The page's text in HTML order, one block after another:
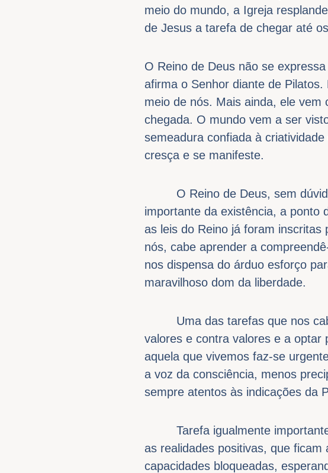
meio do mundo, a Igreja
de Jesus a tarefa de chegar até
O Reino de Deus não se
afirma o Senhor diante de
meio de nós. Mais ainda, ele
chegada. O mundo vem a ser
semeadura confiada à
cresça e se manifeste.
O Reino de Deus, sem dúvida
importante da existência, a ponto
as leis do Reino já foram
nós, cabe aprender a
nos dispensa do árduo esforço
maravilhoso dom da liberdade.
Uma das tarefas que nos
valores e contra valores e a optar
aquela que vivemos faz-se
a voz da consciência, menos
sempre atentos às indicações da
Tarefa igualmente importante
as realidades positivas, que
capacidades bloqueadas,